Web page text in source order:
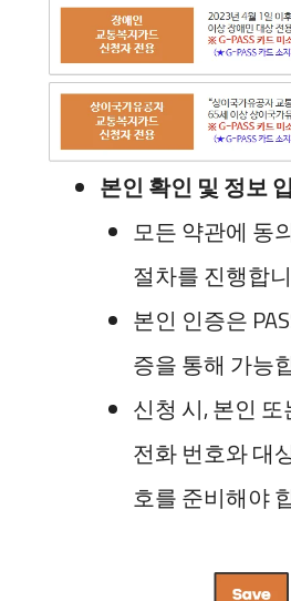
본인 확인 및 정보
모든 약관에 동
절차를 진행합
본인 인증은
증을 통해 가능
신청 시, 본인
전화 번호와 대
호를 준비해야